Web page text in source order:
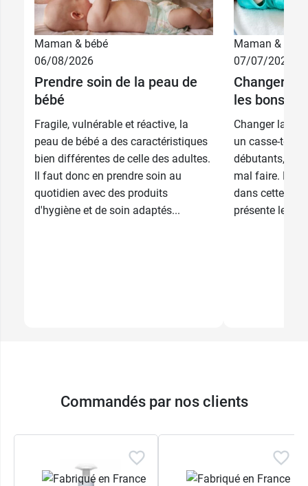
500 ml 8,49 €
2 x 500 ml 13,89 €
10,49 €
Maman & bébé
06/08/2026
Prendre soin de la peau de
bébé
Fragile, vulnérable et réactive, la
peau de bébé a des caractéristiques
bien différentes de celle des adultes.
Il faut donc en prendre soin au
quotidien avec des produits
d'hygiène et de soin adaptés...
Maman & bébé
07/07/2026
Changer la
les bons
Changer la
un casse-tête
débutants, qui
mal faire.
dans cette
présente les
Commandés par nos clients